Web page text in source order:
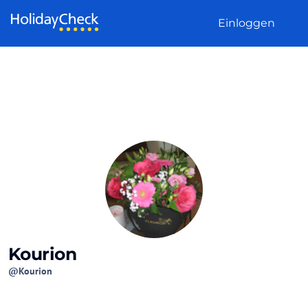
Einloggen
Kourion
@Kourion